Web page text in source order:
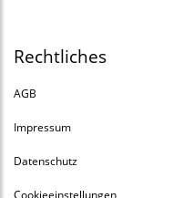
Rechtliches
AGB
Impressum
Datenschutz
Cookieeinstellungen